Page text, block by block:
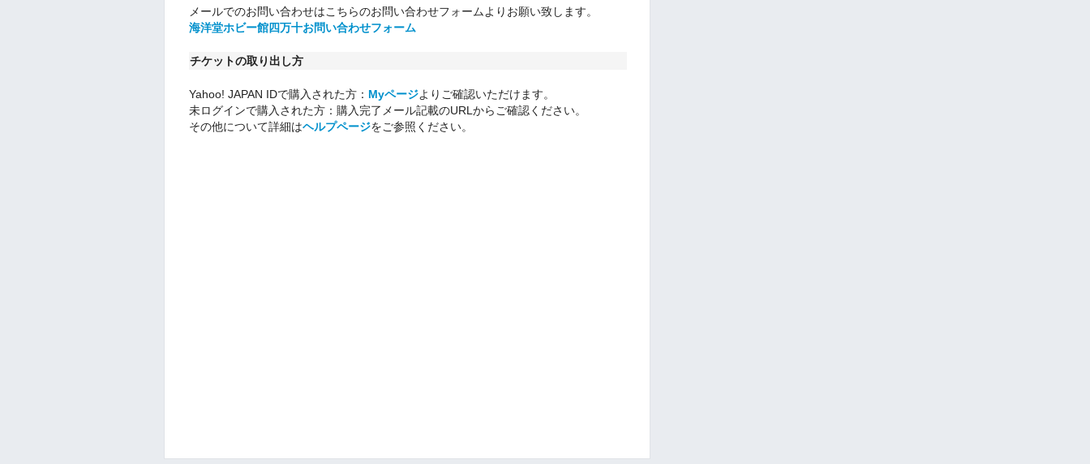
メールでのお問い合わせはこちらのお問い合わせフォームよりお願い致します。
海洋堂ホビー館四万十お問い合わせフォーム
チケットの取り出し方
Yahoo! JAPAN IDで購入された方： Myページよりご確認いただけます。
未ログインで購入された方：購入完了メール記載のURLからご確認ください。
その他について詳細はヘルプページをご参照ください。